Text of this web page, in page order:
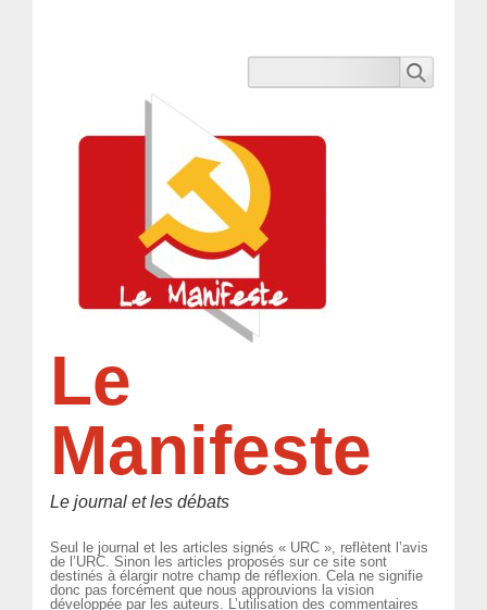
Le
Manifeste
Le journal et les débats
Seul le journal et les articles signés « URC », reflètent l’avis
de l’URC. Sinon les articles proposés sur ce site sont
destinés à élargir notre champ de réflexion. Cela ne signifie
donc pas forcément que nous approuvions la vision
développée par les auteurs. L’utilisation des commentaires